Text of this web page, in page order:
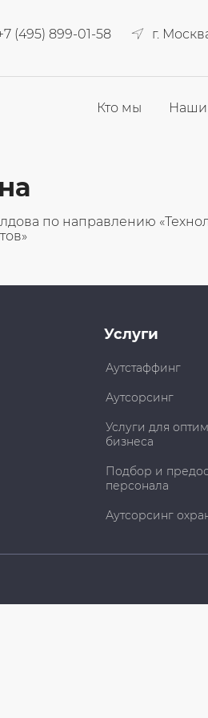
(495) 899-01-58 г.
Кто мы Наши
по направлению
Услуги
Аутстаффинг
Аутсорсинг
Услуги для
бизнеса
Подбор и
персонала
Аутсорсинг